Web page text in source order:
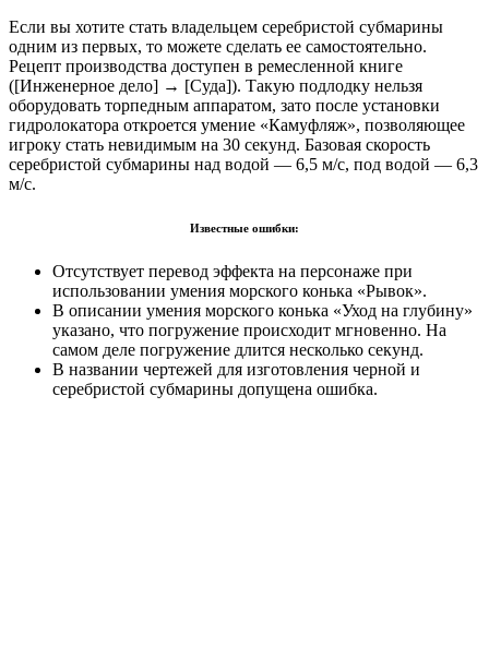
Если вы хотите стать владельцем серебристой субмарины
одним из первых, то можете сделать ее самостоятельно.
Рецепт производства доступен в ремесленной книге
([Инженерное дело] → [Суда]). Такую подлодку нельзя
оборудовать торпедным аппаратом, зато после установки
гидролокатора откроется умение «Камуфляж», позволяющее
игроку стать невидимым на 30 секунд. Базовая скорость
серебристой субмарины над водой — 6,5 м/с, под водой — 6,3
м/с.
Известные ошибки:
Отсутствует перевод эффекта на персонаже при
использовании умения морского конька «Рывок».
В описании умения морского конька «Уход на глубину»
указано, что погружение происходит мгновенно. На
самом деле погружение длится несколько секунд.
В названии чертежей для изготовления черной и
серебристой субмарины допущена ошибка.